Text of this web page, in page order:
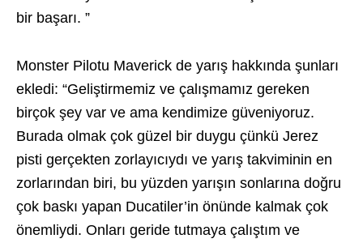
bir başarı. ”
Monster Pilotu Maverick de yarış hakkında şunları
ekledi: “Geliştirmemiz ve çalışmamız gereken
birçok şey var ve ama kendimize güveniyoruz.
Burada olmak çok güzel bir duygu çünkü Jerez
pisti gerçekten zorlayıcıydı ve yarış takviminin en
zorlarından biri, bu yüzden yarışın sonlarına doğru
çok baskı yapan Ducatiler’in önünde kalmak çok
önemliydi. Onları geride tutmaya çalıştım ve